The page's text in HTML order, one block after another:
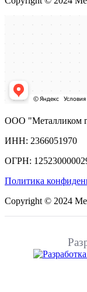
ООО "Металликом
ИНН: 2366051970
ОГРН:
Политика
Copyright © 2024